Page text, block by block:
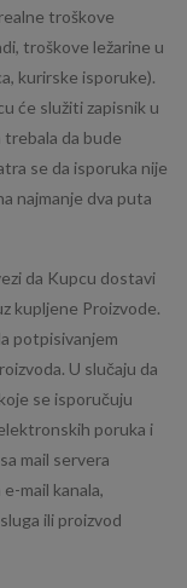
troškove
troškove ležarine u
kurirske isporuke).
će služiti zapisnik u
trebala da bude
se da isporuka nije
najmanje dva puta
da Kupcu dostavi
kupljene Proizvode.
potpisivanjem
U slučaju da
se isporučuju
poruka i
mail servera
mail kanala,
ili proizvod